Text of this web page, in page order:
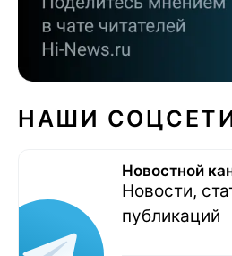
НАШИ
Новостной
Новости,
публикаций